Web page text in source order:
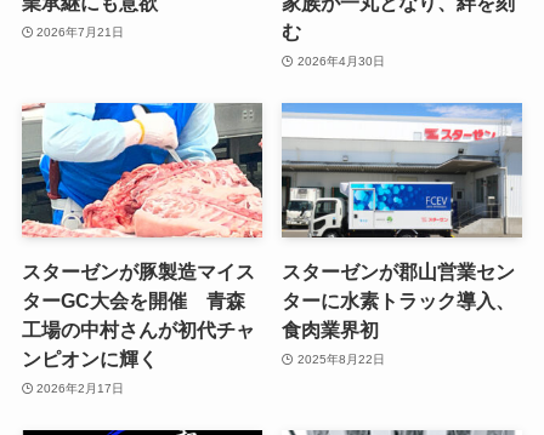
2026年7月21日
む
2026年4月30日
スターゼンが豚製造マイス
ターGC大会を開催 青森
工場の中村さんが初代チャ
ンピオンに輝く
2026年2月17日
スターゼンが郡山営業セン
ターに水素トラック導入、
食肉業界初
2025年8月22日